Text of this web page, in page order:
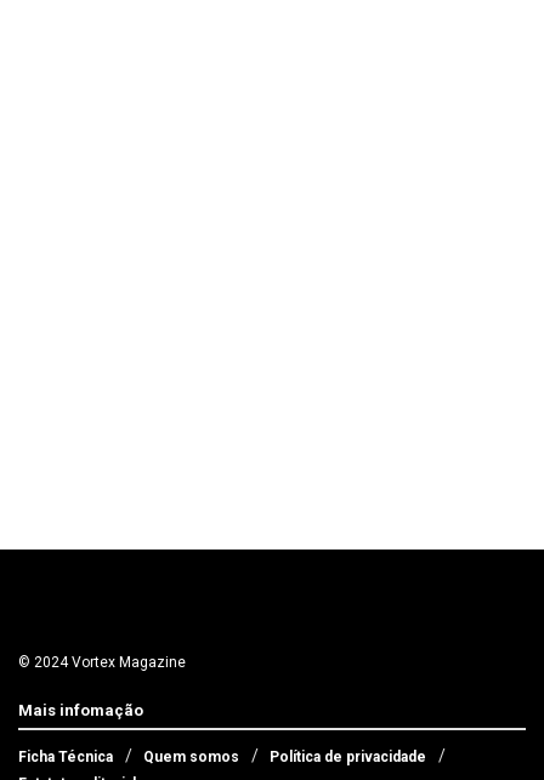
© 2024 Vortex Magazine
Mais infomação
Ficha Técnica Quem somos
Política de privacidade